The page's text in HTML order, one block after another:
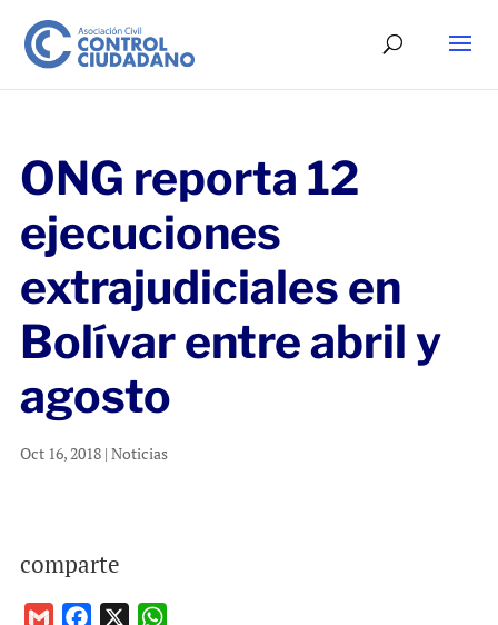
ONG reporta 12
ejecuciones
extrajudiciales en
Bolívar entre abril y
agosto
Oct 16, 2018| Noticias
comparte